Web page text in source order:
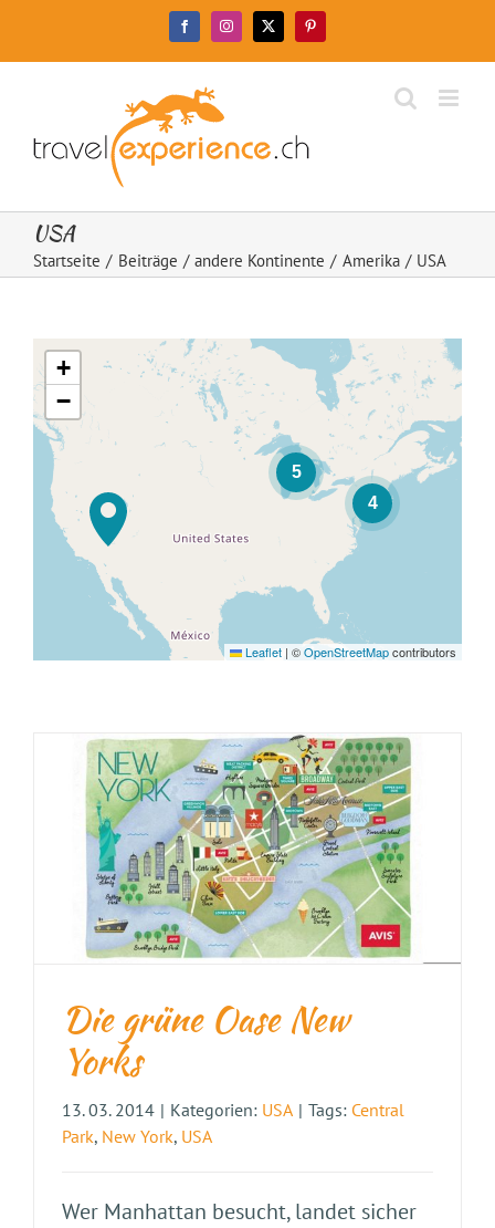
FacebookInstagram
X Pinterest
USA
Startseite Beiträge andere Kontinente Amerika USA
4
5
+
−
Leaflet | ©OpenStreetMapcontributors
Die grüne Oase New
Yorks
13. 03. 2014 | Kategorien: USA | Tags: Central
Park, New York, USA
Wer Manhattan besucht, landet sicher